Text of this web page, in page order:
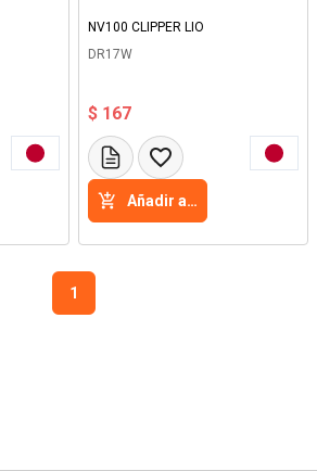
NV100 CLIPPER LIO
DR17W
$ 167
Añadir a la cesta
1